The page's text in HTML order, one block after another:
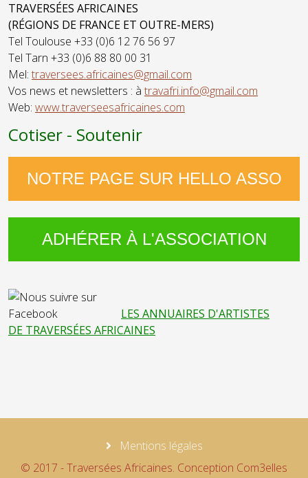
TRAVERSÉES AFRICAINES
(RÉGIONS DE FRANCE ET OUTRE-MERS)
Tel Toulouse +33 (0)6 12 76 56 97
Tel Tarn +33 (0)6 88 80 00 31
Mel: traversees.africaines@gmail.com
Vos news et newsletters : à travafri.info@gmail.com
Web: www.traverseesafricaines.com
Cotiser - Soutenir
NOTRE PAGE SUR HELLO ASSO
ADHÉRER À L'ASSOCIATION
LES ANNUAIRES D'ARTISTES
DE TRAVERSÉES AFRICAINES
Mentions légales
© 2017 - Traversées Africaines. Conception Com3elles